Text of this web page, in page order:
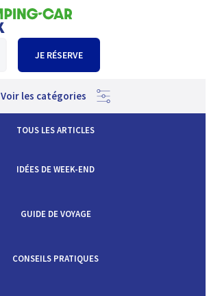
JE RÉSERVE
Voir les catégories
TOUS LES ARTICLES
IDÉES DE WEEK-END
GUIDE DE VOYAGE
CONSEILS PRATIQUES